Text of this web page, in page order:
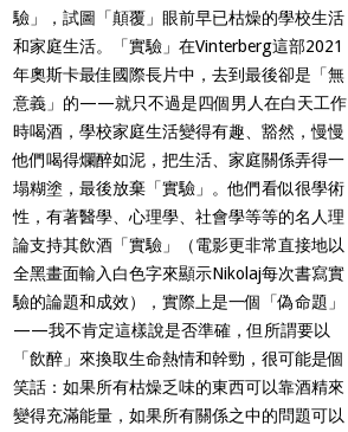
驗」，試圖「顛覆」眼前早已枯燥的學校生活
和家庭生活。「實驗」在Vinterberg這部2021
年奧斯卡最佳國際長片中，去到最後卻是「無
意義」的——就只不過是四個男人在白天工作
時喝酒，學校家庭生活變得有趣、豁然，慢慢
他們喝得爛醉如泥，把生活、家庭關係弄得一
塌糊塗，最後放棄「實驗」。他們看似很學術
性，有著醫學、心理學、社會學等等的名人理
論支持其飲酒「實驗」（電影更非常直接地以
全黑畫面輸入白色字來顯示Nikolaj每次書寫實
驗的論題和成效），實際上是一個「偽命題」
——我不肯定這樣說是否準確，但所謂要以
「飲醉」來換取生命熱情和幹勁，很可能是個
笑話：如果所有枯燥乏味的東西可以靠酒精來
變得充滿能量，如果所有關係之中的問題可以